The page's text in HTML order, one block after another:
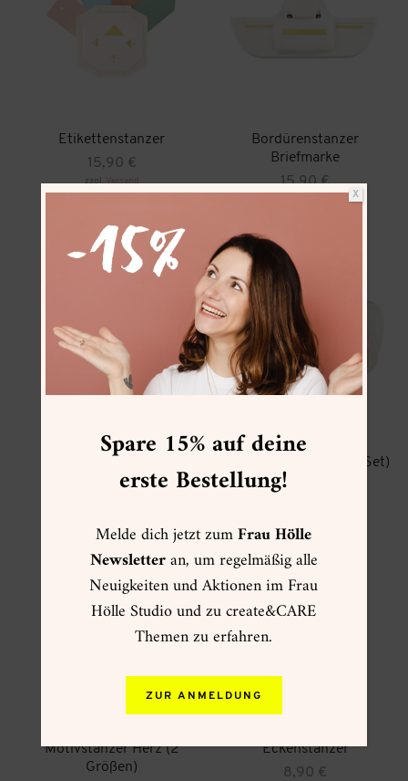
Etikettenstanzer
15,90 €
zzgl.Versand
Bordürenstanzer
Briefmarke
15,90€
Motivstanzer Schleife
Versand
Motivstanzer Kreis,
Quadrat, Dreieck (3er Set)
22,90
Motivstanzer Herz (2
Größen)
Eckenstanzer
8,90 €
Spare 15% auf deine
erste Bestellung!
Melde dich jetzt zumFrau Hölle
Newsletteran, um regelmäßig alle
Neuigkeiten und Aktionen im Frau
Hölle Studio und zu create&CARE
Themen zu erfahren.
ZUR ANMELDUNG
X